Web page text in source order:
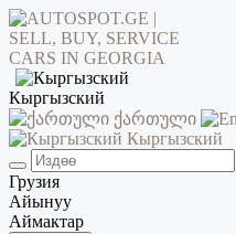
Кыргызский
ქართული
Кыргызский
Грузия
Айынуу
Аймактар